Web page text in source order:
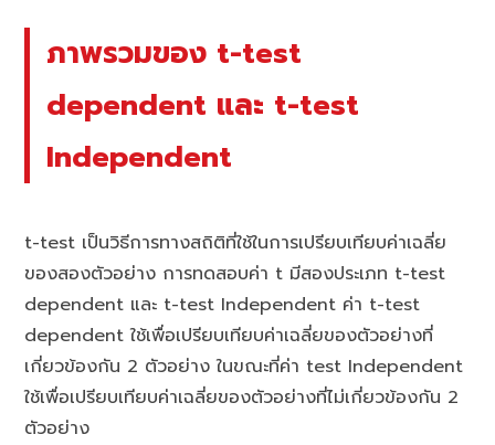
ภาพรวมของ t-test
dependent และ t-test
Independent
t-test เป็นวิธีการทางสถิติที่ใช้ในการเปรียบเทียบค่าเฉลี่ย
ของสองตัวอย่าง การทดสอบค่า t มีสองประเภท t-test
dependent และ t-test Independent ค่า t-test
dependent ใช้เพื่อเปรียบเทียบค่าเฉลี่ยของตัวอย่างที่
เกี่ยวข้องกัน 2 ตัวอย่าง ในขณะที่ค่า test Independent
ใช้เพื่อเปรียบเทียบค่าเฉลี่ยของตัวอย่างที่ไม่เกี่ยวข้องกัน 2
ตัวอย่าง